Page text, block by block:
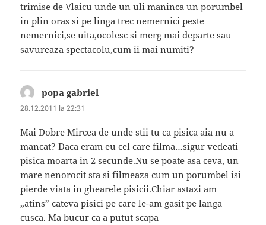
trimise de Vlaicu unde un uli maninca un porumbel
in plin oras si pe linga trec nemernici peste
nemernici,se uita,ocolesc si merg mai departe sau
savureaza spectacolu,cum ii mai numiti?
popa gabriel
28.12.2011 la 22:31
Mai Dobre Mircea de unde stii tu ca pisica aia nu a
mancat? Daca eram eu cel care filma…sigur vedeati
pisica moarta in 2 secunde.Nu se poate asa ceva, un
mare nenorocit sta si filmeaza cum un porumbel isi
pierde viata in ghearele pisicii.Chiar astazi am
„atins” cateva pisici pe care le-am gasit pe langa
cusca. Ma bucur ca a putut scapa